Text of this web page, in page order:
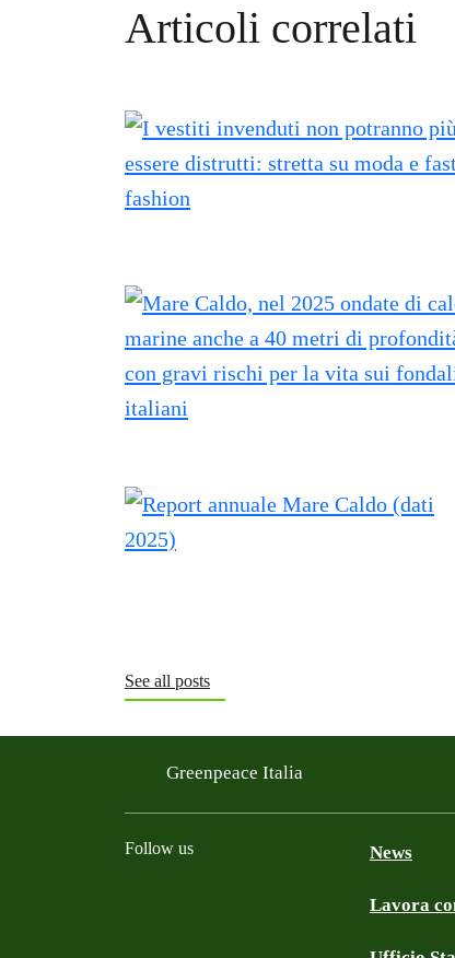
Articoli correlati
See all posts
Greenpeace Italia
Follow us News
Lavora